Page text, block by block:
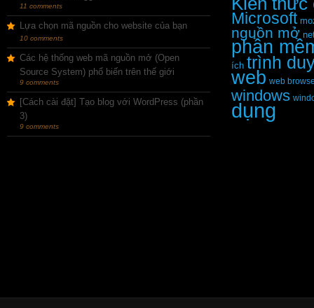
11 comments
Lựa chọn mã nguồn cho website của bạn
10 comments
Các hệ thống web mã nguồn mở (Open
Source System) phổ biến trên thế giới
9 comments
[Cách cài đặt] Tạo blog với WordPress (phần
3)
9 comments
Microsoft
nguồn mở
phần
ích trình
web web
windows
dụng